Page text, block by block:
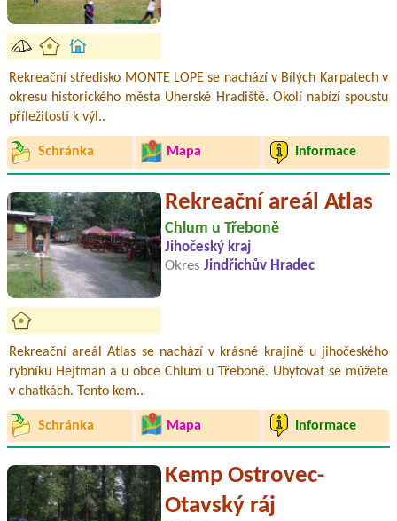
Rekreační středisko MONTE LOPE se nachází v Bílých Karpatech v
okresu historického města Uherské Hradiště. Okolí nabízí spoustu
příležitostí k výl..
Schránka Mapa Informace
Rekreační areál Atlas
Chlum u Třeboně
Jihočeský kraj
Okres Jindřichův Hradec
Rekreační areál Atlas se nachází v krásné krajině u jihočeského
rybníku Hejtman a u obce Chlum u Třeboně. Ubytovat se můžete
v chatkách. Tento kem..
Schránka Mapa Informace
Kemp Ostrovec-
Otavský ráj